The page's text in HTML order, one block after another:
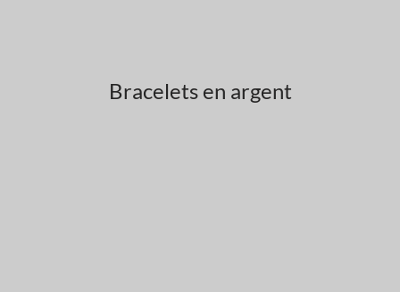
Bracelets en argent